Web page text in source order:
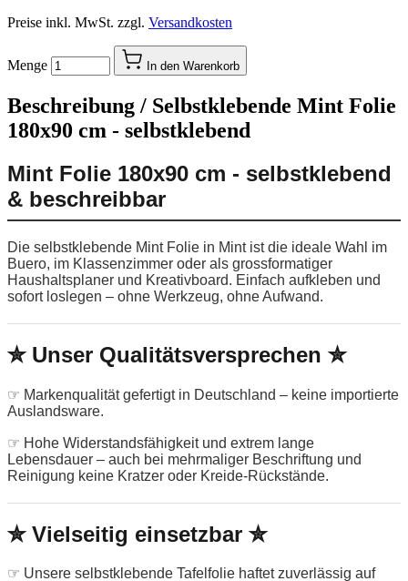
Preise inkl. MwSt. zzgl. Versandkosten
Menge In den Warenkorb
Beschreibung / Selbstklebende Mint Folie
180x90 cm - selbstklebend
Mint Folie 180x90 cm - selbstklebend
& beschreibbar
Die selbstklebende Mint Folie in Mint ist die ideale Wahl im
Buero, im Klassenzimmer oder als grossformatiger
Haushaltsplaner und Kreativboard. Einfach aufkleben und
sofort loslegen – ohne Werkzeug, ohne Aufwand.
✮ Unser Qualitätsversprechen ✮
☞ Markenqualität gefertigt in Deutschland – keine importierte
Auslandsware.
☞ Hohe Widerstandsfähigkeit und extrem lange
Lebensdauer – auch bei mehrmaliger Beschriftung und
Reinigung keine Kratzer oder Kreide-Rückstände.
✮ Vielseitig einsetzbar ✮
☞ Unsere selbstklebende Tafelfolie haftet zuverlässig auf